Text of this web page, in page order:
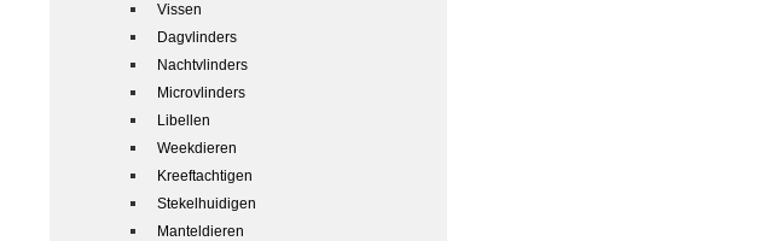
Vissen
Dagvlinders
Nachtvlinders
Microvlinders
Libellen
Weekdieren
Kreeftachtigen
Stekelhuidigen
Manteldieren